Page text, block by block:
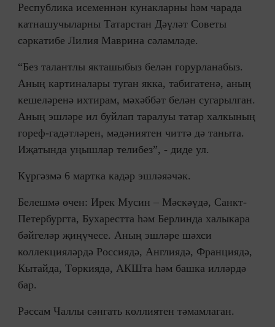
Республика исеменнән кунакларны һәм чарада
катнашучыларны Татарстан Дәүләт Советы
сәркатибе Лилия Маврина сәламләде.
“Без талантлы якташыбыз белән горурланабыз.
Аның картиналары туган якка, табигатенә, аның
кешеләренә ихтирам, мәхәббәт белән сугарылган.
Аның эшләре ил буйлап таралуы татар халкының
гореф-гадәтләрен, мәдәниятен читтә дә таныта.
Иҗатында уңышлар телибез”, - диде ул.
Күргәзмә 6 мартка кадәр эшләяәчәк.
Белешмә өчен: Ирек Мусин – Мәскәүдә, Санкт-
Петербургта, Бухарестта һәм Берлинда халыкара
бәйгеләр җиңүчесе. Аның эшләре шәхси
коллекцияләрдә Россиядә, Англиядә, Франциядә,
Кытайда, Төркиядә, АКШта һәм башка илләрдә
бар.
Рәссам Чаллы сәнгать көллиятен тәмамлаган.